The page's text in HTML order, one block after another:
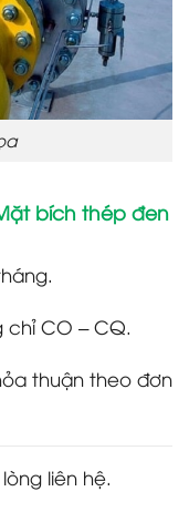
bích thép đen
CO – CQ.
thuận theo đơn
liên hệ.